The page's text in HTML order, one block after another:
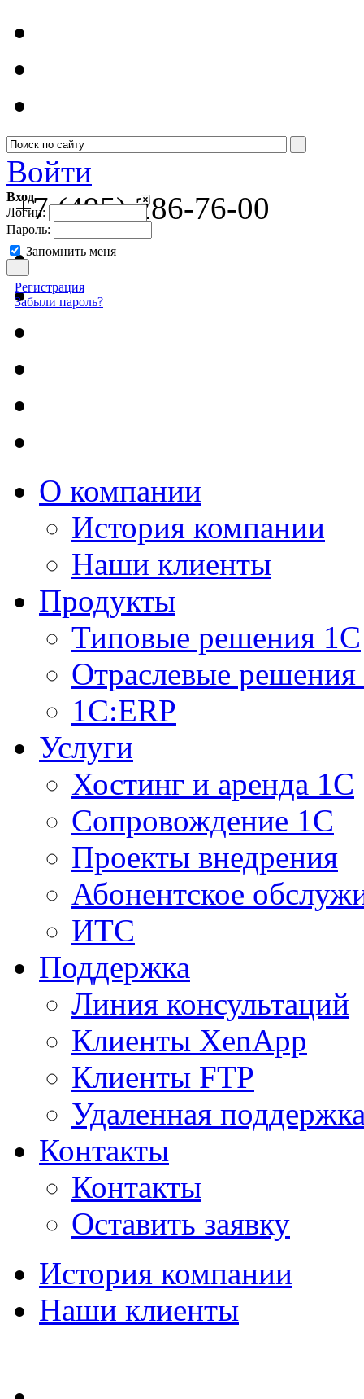
Войти
Вход
Логин:
Пароль:
Запомнить меня
Регистрация
Забыли пароль?
+7 (495) 286-76-00
О компании
История компании
Наши клиенты
Продукты
Типовые решения 1С
Отраслевые
1C:ERP
Услуги
Хостинг и аренда 1С
Сопровождение 1С
Проекты внедрения
Абонентское
ИТС
Поддержка
Линия консультаций
Клиенты XenApp
Клиенты FTP
Удаленная
Контакты
Контакты
Оставить заявку
История компании
Наши клиенты